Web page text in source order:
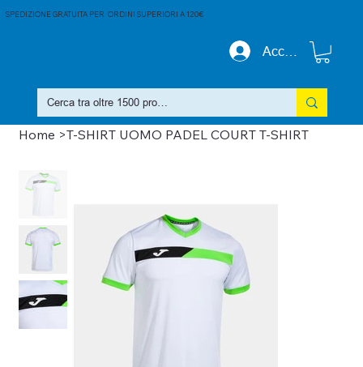
Accedi
SPEDIZIONE GRATUITA PER ORDINI SUPERIORI A 120€
Home >T-SHIRT UOMO PADEL COURT T-SHIRT